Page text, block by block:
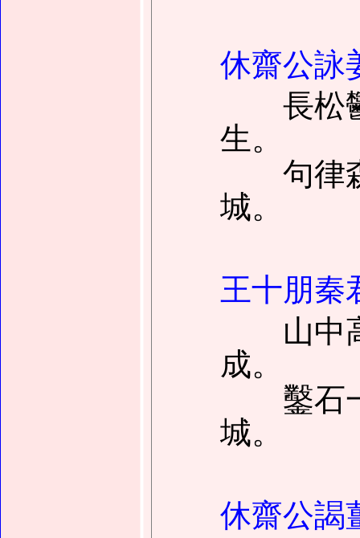
休齋公詠
長松鬱
生。
句律森
城。
王十朋秦
山中高
成。
鑿石一
城。
休齋公謁